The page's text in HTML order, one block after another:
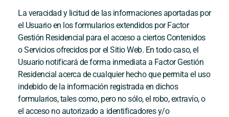
La veracidad y licitud de las informaciones aportadas por
el Usuario en los formularios extendidos porFactor
Gestión Residencial para el acceso a ciertos Contenidos
o Servicios ofrecidos por el Sitio Web. En todo caso, el
Usuario notificará de forma inmediata a Factor Gestión
Residencial acerca de cualquier hecho que permita el uso
indebido de la información registrada en dichos
formularios, tales como, pero no sólo, el robo, extravío, o
el acceso no autorizado a identificadores y/o